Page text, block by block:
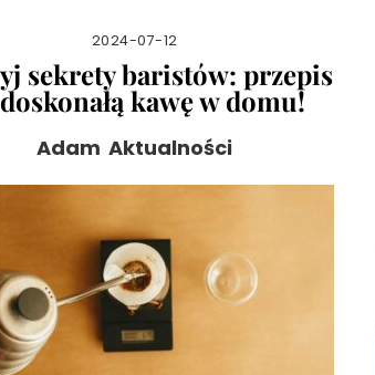
2024-07-12
sekrety baristów: przepis
kawę w domu!
Adam Aktualności